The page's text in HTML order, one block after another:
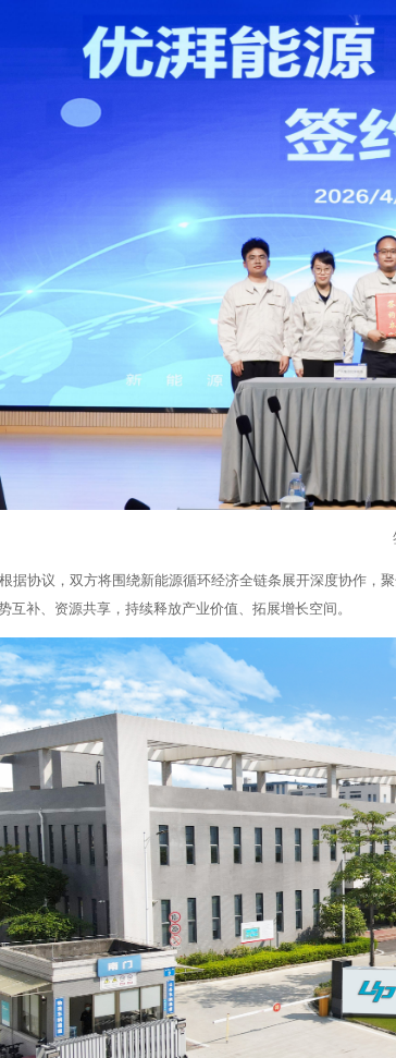
据协议，双方将围绕新能源循环经济全链条展开深度协作，
互补、资源共享，持续释放产业价值、拓展增长空间。